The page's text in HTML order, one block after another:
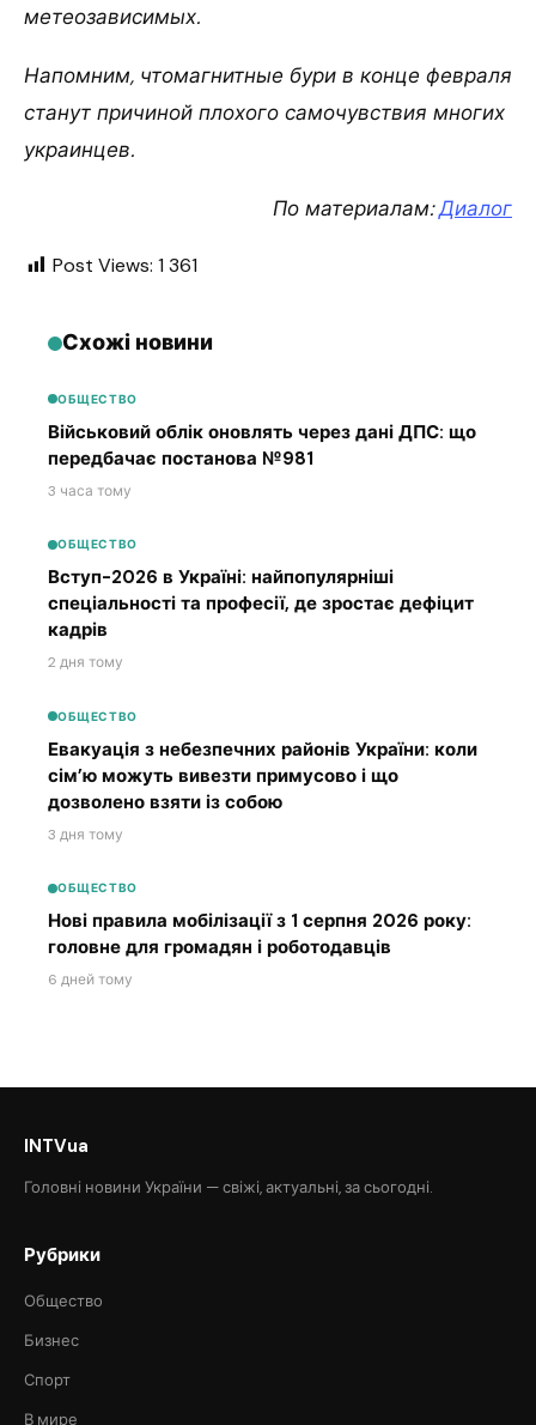
метеозависимых.
Напомним, чтомагнитные бури в конце февраля
станут причиной плохого самочувствия многих
украинцев.
По материалам:Диалог
Post Views: 1 361
Схожі новини
ОБЩЕСТВО
Військовий облік оновлять через дані ДПС: що
передбачає постанова №981
3 часа тому
ОБЩЕСТВО
Вступ-2026 в Україні: найпопулярніші
спеціальності та професії, де зростає дефіцит
кадрів
2 дня тому
ОБЩЕСТВО
Евакуація з небезпечних районів України: коли
сім’ю можуть вивезти примусово і що
дозволено взяти із собою
3 дня тому
ОБЩЕСТВО
Нові правила мобілізації з 1 серпня 2026 року:
головне для громадян і роботодавців
6 дней тому
INTVua
Головні новини України — свіжі, актуальні, за сьогодні.
Рубрики
Общество
Бизнес
Спорт
В мире